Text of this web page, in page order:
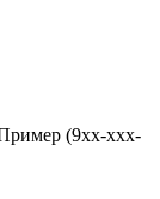
(9хх-ххх-